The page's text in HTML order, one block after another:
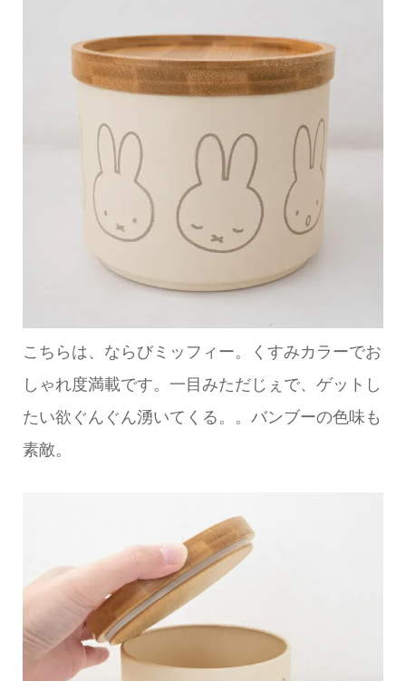
こちらは、ならびミッフィー。くすみカラーでお
しゃれ度満載です。一目みただじぇで、ゲットし
たい欲ぐんぐん湧いてくる。。バンブーの色味も
素敵。